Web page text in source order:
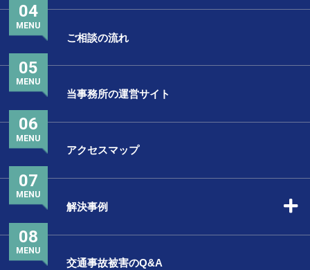
ご相談の流れ
04
MENU
当事務所の運営サイト
05
MENU
アクセスマップ
06
MENU
解決事例
07
MENU
交通事故被害のQ&A
08
MENU